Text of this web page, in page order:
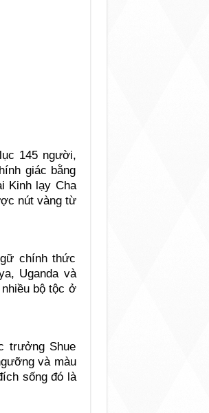
145 người,
giác bằng
Kinh lạy Cha
nút vàng từ
chính thức
Uganda và
bộ tộc ở
trưởng Shue
và màu
sống đó là